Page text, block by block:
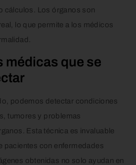
cálculos. Los órganos son
lo que permite a los médicos
médicas que se
podemos detectar condiciones
tumores y problemas
Esta técnica es invaluable
pacientes con enfermedades
obtenidas no solo ayudan en